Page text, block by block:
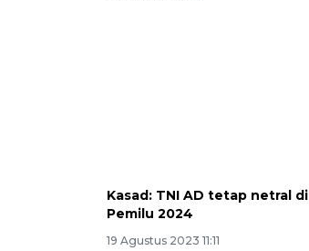
Kasad: TNI AD tetap netral di
Pemilu 2024
19 Agustus 2023 11:11